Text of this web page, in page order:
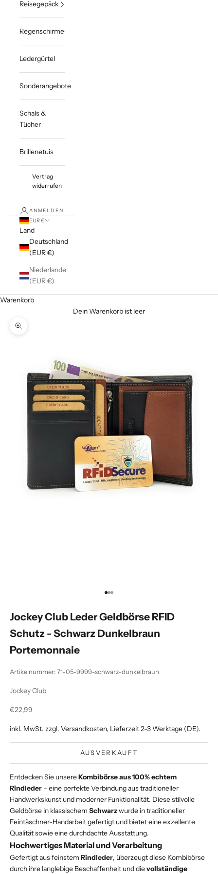
Reisegepäck
Regenschirme
Ledergürtel
Sonderangebote
Schals &
Tücher
Brillenetuis
Vertrag
widerrufen
ANMELDEN
EUR €
Land
Deutschland
(EUR €)
Niederlande
(EUR €)
Warenkorb
Dein Warenkorb ist leer
Bild vergrößern
Gehe zu Element 1
Gehe zu Element 2
Gehe zu Element 3
Jockey Club Leder Geldbörse RFID
Schutz - Schwarz Dunkelbraun
Portemonnaie
Artikelnummer: 71-05-9999-schwarz-dunkelbraun
Jockey Club
Angebot
€22,99
inkl. MwSt. zzgl. Versandkosten, Lieferzeit 2-3 Werktage (DE).
AUSVERKAUFT
Entdecken Sie unsereKombibörse aus 100% echtem
Rindleder – eine perfekte Verbindung aus traditioneller
Handwerkskunst und moderner Funktionalität. Diese stilvolle
Geldbörse in klassischem Schwarzwurde in traditioneller
Feintäschner-Handarbeit gefertigt und bietet eine exzellente
Qualität sowie eine durchdachte Ausstattung.
Hochwertiges Material und Verarbeitung
Gefertigt aus feinstem Rindleder, überzeugt diese Kombibörse
durch ihre langlebige Beschaffenheit und dievollständige